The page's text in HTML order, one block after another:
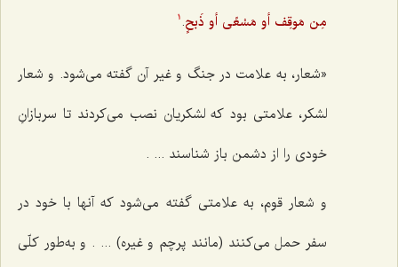
مِن مَوقِف أو مَسْعًی أو ذَبحٍ.
1
«شعار، به علامت در جنگ و غیر آن گفته می‌شود. و شعار
لشکر، علامتی بود که لشکریان نصب می‌کردند تا سربازانِ
خودی را از دشمن باز شناسند ... .
و شعار قوم، به علامتی گفته می‌شود که آنها با خود در
سفر حمل می‌کنند (مانند پرچم و غیره) ... . و به‌طور کلّی